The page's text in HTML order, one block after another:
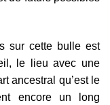
sur cette bulle est
le lieu avec une
ancestral qu’est le
encore un long